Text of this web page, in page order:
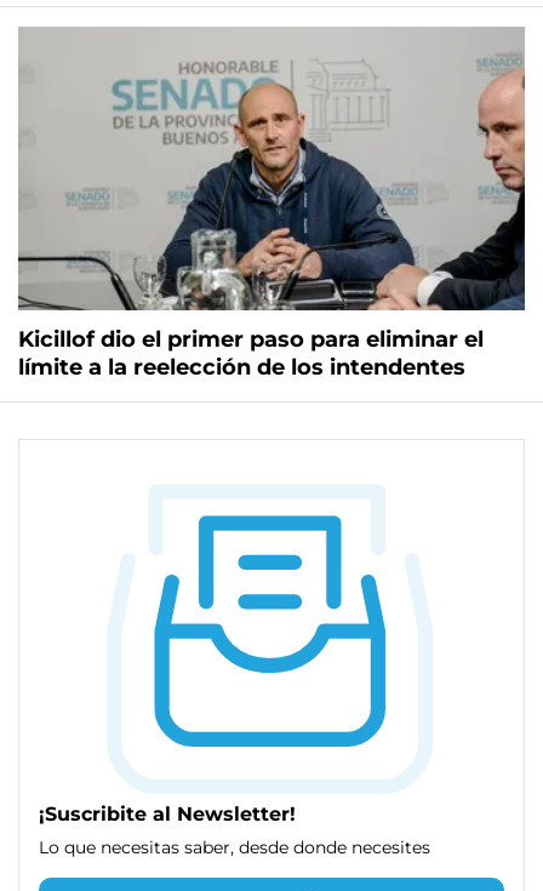
Kicillof dio el primer paso para eliminar el
límite a la reelección de los intendentes
¡Suscribite al Newsletter!
Lo que necesitas saber, desde donde necesites